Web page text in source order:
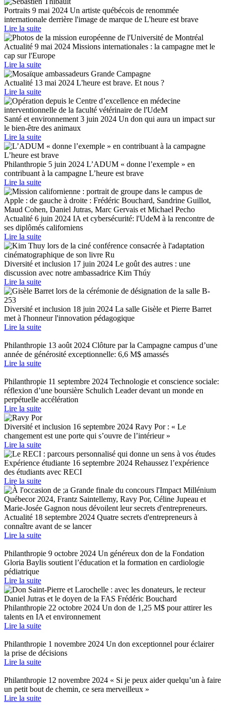
Portraits 9 mai 2024 Un artiste québécois de renommée
internationale derrière l'image de marque de L'heure est brave
Lire la suite
Actualité 9 mai 2024 Missions internationales : la campagne met le
cap sur l'Europe
Lire la suite
Actualité 13 mai 2024 L'heure est brave. Et nous ?
Lire la suite
Santé et environnement 3 juin 2024 Un don qui aura un impact sur
le bien-être des animaux
Lire la suite
Philanthropie 5 juin 2024 L’ADUM « donne l’exemple » en
contribuant à la campagne L’heure est brave
Lire la suite
Actualité 6 juin 2024 IA et cybersécurité: l'UdeM à la rencontre de
ses diplômés californiens
Lire la suite
Diversité et inclusion 17 juin 2024 Le goût des autres : une
discussion avec notre ambassadrice Kim Thúy
Lire la suite
Diversité et inclusion 18 juin 2024 La salle Gisèle et Pierre Barret
met à l'honneur l'innovation pédagogique
Lire la suite
Philanthropie 13 août 2024 Clôture par la Campagne campus d’une
année de générosité exceptionnelle: 6,6 M$ amassés
Lire la suite
Philanthropie 11 septembre 2024 Technologie et conscience sociale:
réflexion d’une boursière Schulich Leader devant un monde en
perpétuelle accélération
Lire la suite
Diversité et inclusion 16 septembre 2024 Ravy Por : « Le
changement est une porte qui s’ouvre de l’intérieur »
Lire la suite
Expérience étudiante 16 septembre 2024 Rehaussez l’expérience
des étudiants avec RECI
Lire la suite
Actualité 18 septembre 2024 Quatre secrets d'entrepreneurs à
connaître avant de se lancer
Lire la suite
Philanthropie 9 octobre 2024 Un généreux don de la Fondation
Gloria Baylis soutient l’éducation et la formation en cardiologie
pédiatrique
Lire la suite
Philanthropie 22 octobre 2024 Un don de 1,25 M$ pour attirer les
talents en IA et environnement
Lire la suite
Philanthropie 1 novembre 2024 Un don exceptionnel pour éclairer
la prise de décisions
Lire la suite
Philanthropie 12 novembre 2024 « Si je peux aider quelqu’un à faire
un petit bout de chemin, ce sera merveilleux »
Lire la suite